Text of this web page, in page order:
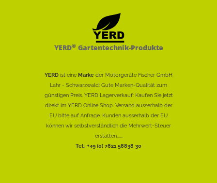
YERD®Gartentechnik-Produkte
YERD ist eine Marke der Motorgeräte Fischer GmbH
Lahr - Schwarzwald: Gute Marken-Qualität zum
günstigen Preis. YERD Lagerverkauf: Kaufen Sie jetzt
direkt im YERD Online Shop. Versand ausserhalb der
EU bitte auf Anfrage. Kunden ausserhalb der EU
können wir selbstverständlich die Mehrwert-Steuer
erstatten......
Tel.: +49 (0) 7821 58838 30